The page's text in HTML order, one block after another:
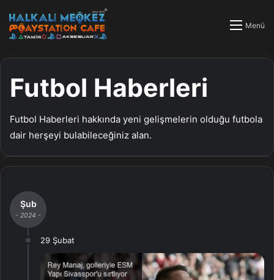
Menü
Futbol Haberleri
Futbol Haberleri hakkında yeni gelişmelerin olduğu futbola
dair herşeyi bulabileceğiniz alan.
Şub
- 2024 -
29 Şubat